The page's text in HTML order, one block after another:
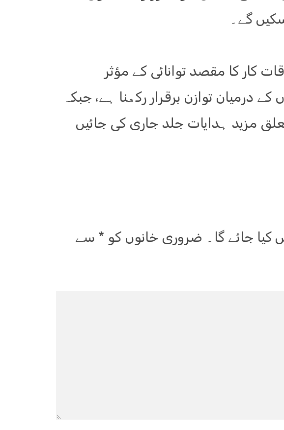
گے۔
کار کا مقصد توانائی کے مؤثر
درمیان توازن برقرار رکھنا ہے، جبکہ
مزید ہدایات جلد جاری کی جائیں
جائے گا۔ ضروری خانوں کو * سے